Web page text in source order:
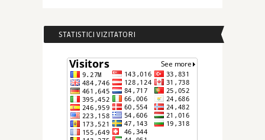
STATISTICI VIZITATORI